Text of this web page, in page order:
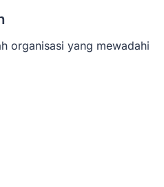
organisasi yang mewadahi